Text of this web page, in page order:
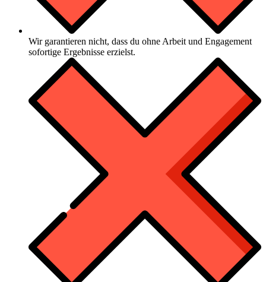
Wir garantieren nicht, dass du ohne Arbeit und Engagement
sofortige Ergebnisse erzielst.